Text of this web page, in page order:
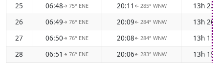
25
06:48↑ 75° ENE 20:11 ↑ 285° WNW
13h
26
06:49↑ 76° ENE 20:09↑ 284° WNW
13h
27
06:50↑ 76° ENE 20:08↑ 284° WNW
13h
28
06:51 ↑ 76° ENE 20:06↑ 283° WNW 13h